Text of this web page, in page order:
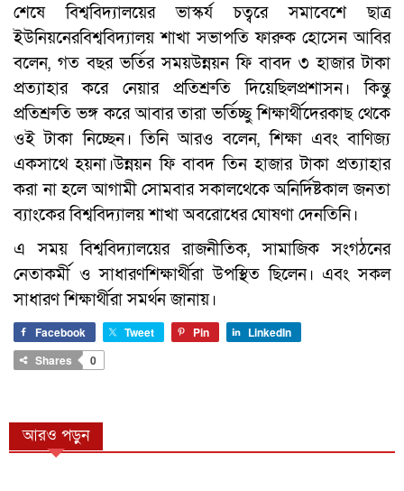
শেষে বিশ্ববিদ্যালয়ের ভাস্কর্য চত্বরে সমাবেশে ছাত্র
ইউনিয়নেরবিশ্ববিদ্যালয় শাখা সভাপতি ফারুক হোসেন আবির
বলেন, গত বছর ভর্তির সময়উন্নয়ন ফি বাবদ ৩ হাজার টাকা
প্রত্যাহার করে নেয়ার প্রতিশ্রুতি দিয়েছিলপ্রশাসন। কিন্তু
প্রতিশ্রুতি ভঙ্গ করে আবার তারা ভর্তিচ্ছু শিক্ষার্থীদেরকাছ থেকে
ওই টাকা নিচ্ছেন। তিনি আরও বলেন, শিক্ষা এবং বাণিজ্য
একসাথে হয়না।উন্নয়ন ফি বাবদ তিন হাজার টাকা প্রত্যাহার
করা না হলে আগামী সোমবার সকালথেকে অনির্দিষ্টকাল জনতা
ব্যাংকের বিশ্ববিদ্যালয় শাখা অবরোধের ঘোষণা দেনতিনি।
এ সময় বিশ্ববিদ্যালয়ের রাজনীতিক, সামাজিক সংগঠনের
নেতাকর্মী ও সাধারণশিক্ষার্থীরা উপস্থিত ছিলেন। এবং সকল
সাধারণ শিক্ষার্থীরা সমর্থন জানায়।
Facebook Tweet Pin
LinkedIn
Shares
0
আরও পড়ুন